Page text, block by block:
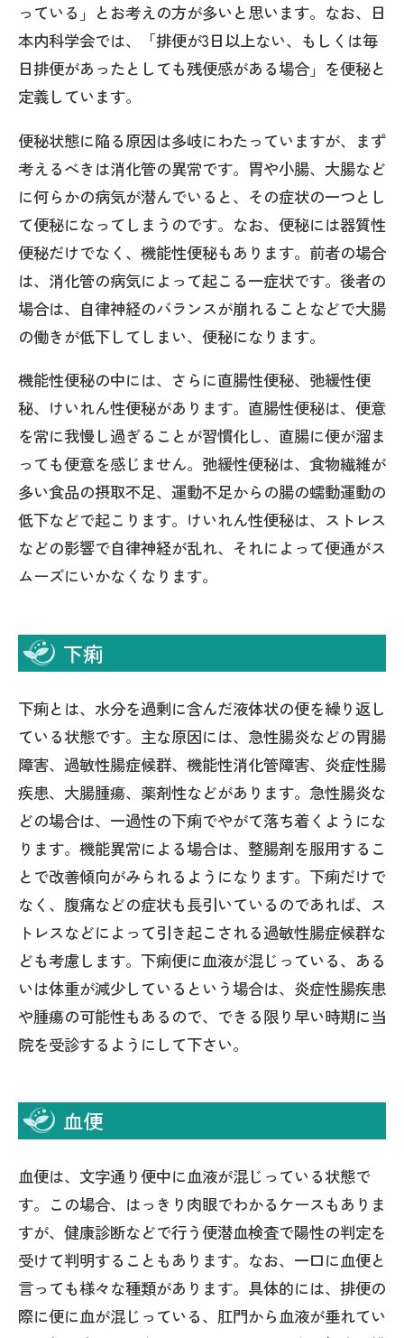
っている」とお考えの方が多いと思います。なお、日
本内科学会では、「排便が3日以上ない、もしくは毎
日排便があったとしても残便感がある場合」を便秘と
定義しています。
便秘状態に陥る原因は多岐にわたっていますが、まず
考えるべきは消化管の異常です。胃や小腸、大腸など
に何らかの病気が潜んでいると、その症状の一つとし
て便秘になってしまうのです。なお、便秘には器質性
便秘だけでなく、機能性便秘もあります。前者の場合
は、消化管の病気によって起こる一症状です。後者の
場合は、自律神経のバランスが崩れることなどで大腸
の働きが低下してしまい、便秘になります。
機能性便秘の中には、さらに直腸性便秘、弛緩性便
秘、けいれん性便秘があります。直腸性便秘は、便意
を常に我慢し過ぎることが習慣化し、直腸に便が溜ま
っても便意を感じません。弛緩性便秘は、食物繊維が
多い食品の摂取不足、運動不足からの腸の蠕動運動の
低下などで起こります。けいれん性便秘は、ストレス
などの影響で自律神経が乱れ、それによって便通がス
ムーズにいかなくなります。
下痢
下痢とは、水分を過剰に含んだ液体状の便を繰り返し
ている状態です。主な原因には、急性腸炎などの胃腸
障害、過敏性腸症候群、機能性消化管障害、炎症性腸
疾患、大腸腫瘍、薬剤性などがあります。急性腸炎な
どの場合は、一過性の下痢でやがて落ち着くようにな
ります。機能異常による場合は、整腸剤を服用するこ
とで改善傾向がみられるようになります。下痢だけで
なく、腹痛などの症状も長引いているのであれば、ス
トレスなどによって引き起こされる過敏性腸症候群な
ども考慮します。下痢便に血液が混じっている、ある
いは体重が減少しているという場合は、炎症性腸疾患
や腫瘍の可能性もあるので、できる限り早い時期に当
院を受診するようにして下さい。
血便
血便は、文字通り便中に血液が混じっている状態で
す。この場合、はっきり肉眼でわかるケースもありま
すが、健康診断などで行う便潜血検査で陽性の判定を
受けて判明することもあります。なお、一口に血便と
言っても様々な種類があります。具体的には、排便の
際に便に血が混じっている、肛門から血液が垂れてい